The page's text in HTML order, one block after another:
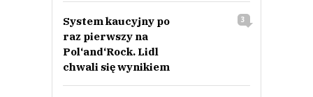
System kaucyjny po
raz pierwszy na
Pol‘and‘Rock. Lidl
chwali się wynikiem
3